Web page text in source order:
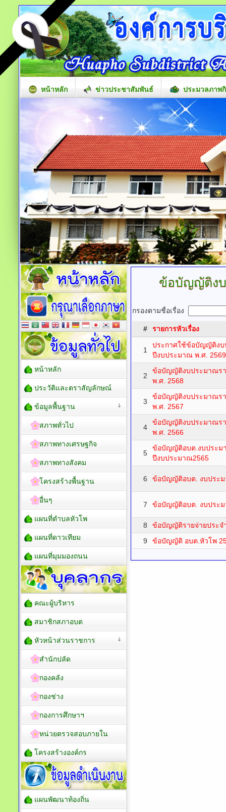
หน้าหลัก ข่าวประชาสัมพันธ์ ประมวลภาพ
ข้อบัญญัติง
กรองตามชื่อเรื่อง
# รายการหัวเรื่อง
1
ประกาศใช้ข้อบัญญัติงบ
ปีงบประมาณ พ.ศ. 2569
2
ข้อบัญญัติงบประมาณร
พ.ศ. 2568
3
ข้อบัญญัติงบประมาณร
พ.ศ. 2567
4
ข้อบัญญัติงบประมาณร
พ.ศ. 2566
5
ข้อบัญญัติอบต.งบประม
ปีงบประมาณ2565
6 ข้อบัญญัติอบต. งบประม
7 ข้อบัญญัติอบต. งบประม
8
ข้อบัญญัติรายจ่ายประจ
9
ข้อบัญญัติ อบต.หัวโพ
หน้าหลัก
ประวัติและตราสัญลักษณ์
ข้อมูลพื้นฐาน
สภาพทั่วไป
สภาพทางเศรษฐกิจ
สภาพทางสังคม
โครงสร้างพื้นฐาน
อื่นๆ
แผนที่ตำบลหัวโพ
แผนที่ดาวเทียม
แผนที่มุมมองถนน
คณะผู้บริหาร
สมาชิกสภาอบต
หัวหน้าส่วนราชการ
สำนักปลัด
กองคลัง
กองช่าง
กองการศึกษาฯ
หน่วยตรวจสอบภายใน
โครงสร้างองค์กร
แผนพัฒนาท้องถิ่น